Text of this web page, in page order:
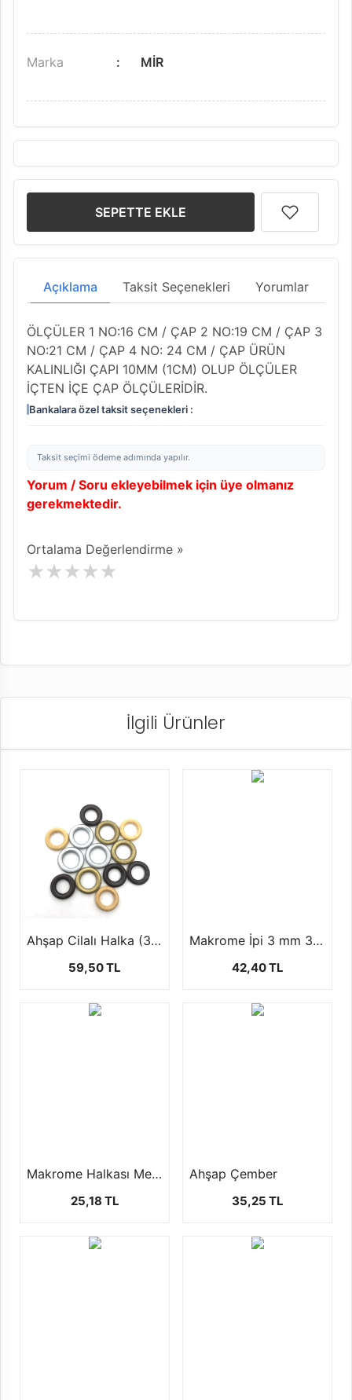
Marka MİR
SEPETTE EKLE
Açıklama Taksit Seçenekleri Yorumlar
ÖLÇÜLER 1 NO:16 CM / ÇAP 2 NO:19 CM / ÇAP 3
NO:21 CM / ÇAP 4 NO: 24 CM / ÇAP ÜRÜN
KALINLIĞI ÇAPI 10MM (1CM) OLUP ÖLÇÜLER
İÇTEN İÇE ÇAP ÖLÇÜLERİDİR.
Bankalara özel taksit seçenekleri :
Taksit seçimi ödeme adımında yapılır.
Yorum / Soru ekleyebilmek için üye olmanız
gerekmektedir.
Ortalama Değerlendirme »
İlgili Ürünler
Ahşap Cilalı Halka (3 cm 10 Adet)
59,50 TL
Makrome İpi 3 mm 3 Burgu +-250 gr
42,40 TL
Makrome Halkası Metal Çember Rüya Kapanı
25,18 TL
Ahşap Çember
35,25 TL